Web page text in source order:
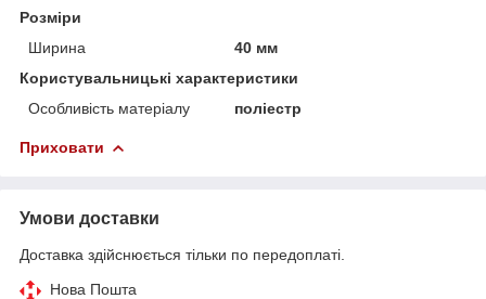
Розміри
Ширина
40 мм
Користувальницькі характеристики
Особливість матеріалу
поліестр
Приховати
Умови доставки
Доставка здійснюється тільки по передоплаті.
Нова Пошта